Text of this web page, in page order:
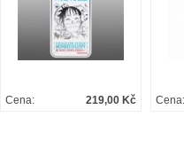
219,00 Kč
Cena: